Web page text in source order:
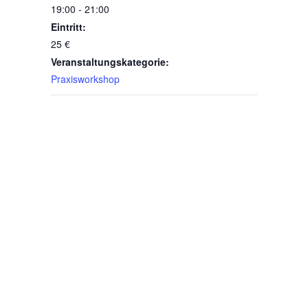
19:00 - 21:00
Eintritt:
25 €
Veranstaltungskategorie:
Praxisworkshop